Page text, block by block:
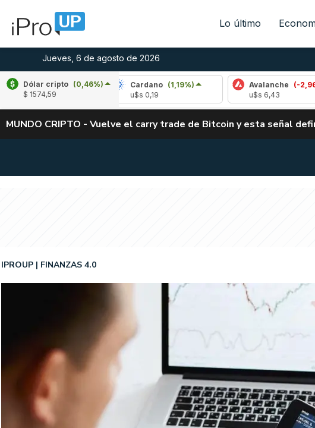
Lo último
Jueves, 6 de agosto de 2026
Dólar cripto (0,46%)
$ 1574,59
1,55%) Cardano
(1,19%)
Avalanche
(-2,96%)
MUNDO CRIPTO - Vuelve el carry trade de Bitcoin y esta señal
IPROUP FINANZAS 4.0